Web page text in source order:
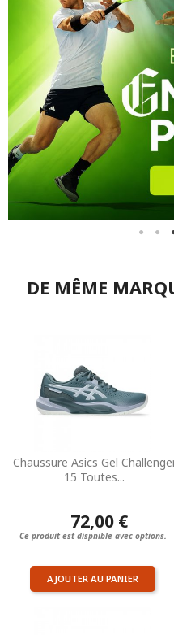
DE MÊME
Chaussure Asics Gel
15 Toutes...
72,00 €
Ce produit est dispnible avec options.
AJOUTER AU PANIER